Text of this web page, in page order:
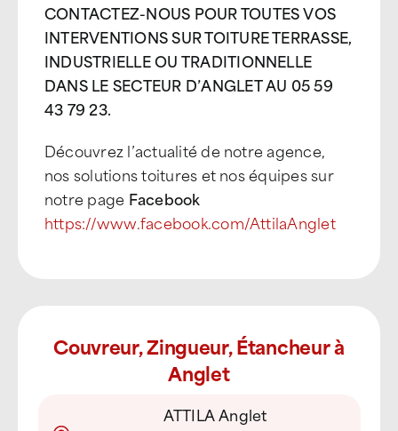
CONTACTEZ-NOUS POUR TOUTES VOS
INTERVENTIONS SUR TOITURE TERRASSE,
INDUSTRIELLE OU TRADITIONNELLE
DANS LE SECTEUR D’ANGLET AU 05 59
43 79 23.
Découvrez l’actualité de notre agence,
nos solutions toitures et nos équipes sur
notre page Facebook
https://www.facebook.com/AttilaAnglet
Couvreur, Zingueur, Étancheur à
Anglet
ATTILA Anglet